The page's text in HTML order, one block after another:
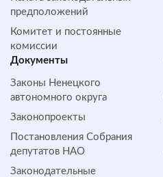
предположений
Комитет и постоянные
комиссии
Документы
Законы Ненецкого
автономного округа
Законопроекты
Постановления Собрания
депутатов НАО
Законодательные